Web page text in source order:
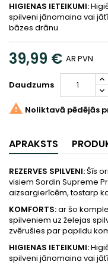
HIGIENAS IETEIKUMI:
spilveni jānomaina vai
bāzes drānu.
39,99 € AR PVN
Daudzums
 Noliktavā pēdējās
APRAKSTS
REZERVES SPILVENI:Šīs
visiem Sordin Supreme
aizsargierīcēm, tostarp
KOMFORTS:ar šo
spilveniem uz želejas
zvērušies par papildu
HIGIENAS IETEIKUMI:
spilveni jānomaina vai